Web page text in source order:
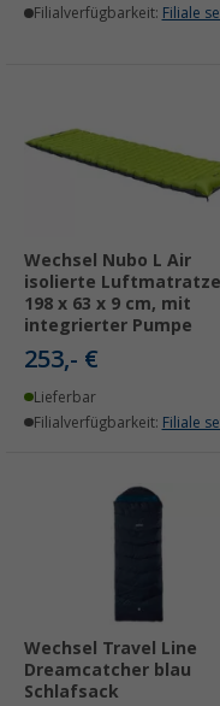
Filialverfügbarkeit: Filiale
Wechsel Nubo L Air
isolierte Luftmatratze
198 x 63 x 9 cm, mit
integrierter Pumpe
253,- €
Lieferbar
Filialverfügbarkeit: Filiale
Wechsel Travel Line
Dreamcatcher blau
Schlafsack